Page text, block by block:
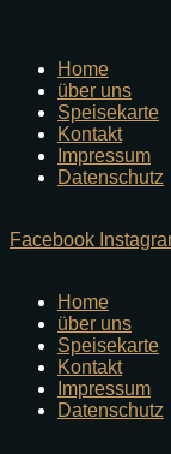
Home
über uns
Speisekarte
Kontakt
Impressum
Datenschutz
Facebook
Home
über uns
Speisekarte
Kontakt
Impressum
Datenschutz